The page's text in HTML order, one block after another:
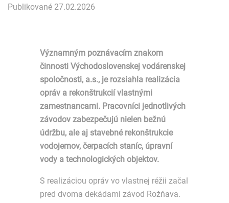
Publikované 27.02.2026
Významným poznávacím znakom
činnosti Východoslovenskej vodárenskej
spoločnosti, a.s., je rozsiahla realizácia
opráv a rekonštrukcií vlastnými
zamestnancami. Pracovníci jednotlivých
závodov zabezpečujú nielen bežnú
údržbu, ale aj stavebné rekonštrukcie
vodojemov, čerpacích staníc, úpravní
vody a technologických objektov.
S realizáciou opráv vo vlastnej réžii začal
pred dvoma dekádami závod Rožňava.